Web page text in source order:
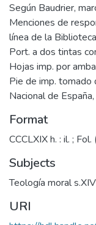
Según Baudrier,
Menciones de
línea de la
Port. a dos tintas
Hojas imp. por
Pie de imp. tomado
Nacional de
Format
CCCLXIX h. : il. ; Fol.
Subjects
Teología moral s.XIV
URI